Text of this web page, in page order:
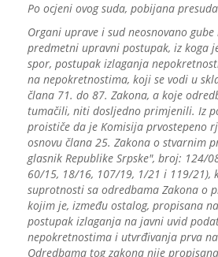
Po ocjeni ovog suda, pobijana
Organi uprave i sud neosnovano
predmetni upravni postupak, iz koga
spor, postupak izlaganja
na nepokretnostima, koji se vodi u
člana 71. do 87. Zakona, a koje
tumačili, niti dosljedno primjenili. Iz
proističe da je Komisija prvostepeno
osnovu člana 25. Zakona o stvarnim
glasnik Republike Srpske", broj: 124/
60/15, 18/16, 107/19, 1/21 i 119/21),
suprotnosti sa odredbama Zakona o
kojim je, između ostalog, propisana
postupak izlaganja na javni uvid
nepokretnostima i utvrđivanja prva
Odredbama tog zakona nije